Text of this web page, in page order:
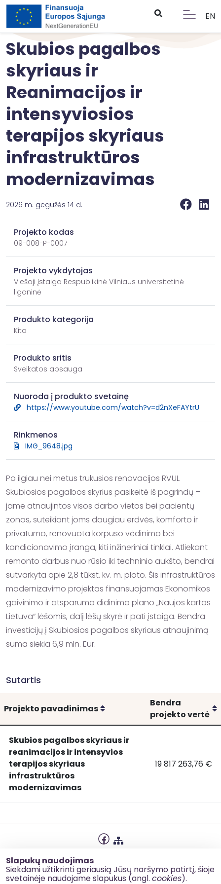
Slapukų naudojimas
Siekdami užtikrinti geriausią Jūsų naršymo patirtį, šioje
svetainėje naudojame slapukus (angl. cookies).
EN
Skubios pagalbos
skyriaus ir
Reanimacijos ir
intensyviosios
terapijos skyriaus
infrastruktūros
modernizavimas
2026 m. gegužės 14 d.
Projekto kodas
09-008-P-0007
Projekto vykdytojas
Viešoji įstaiga Respublikinė Vilniaus universitetinė
ligoninė
Produkto kategorija
Kita
Produkto sritis
Sveikatos apsauga
Nuoroda į produkto svetainę
https://www.youtube.com/watch?v=d2nXeFAYtrU
Rinkmenos
IMG_9648.jpg
Po ilgiau nei metus trukusios renovacijos RVUL
Skubiosios pagalbos skyrius pasikeitė iš pagrindų –
jame atnaujintos visos darbo vietos bei pacientų
zonos, suteikiant joms daugiau erdvės, komforto ir
privatumo, renovuota korpuso vėdinimo bei
kondicionavimo įranga, kiti inžineriniai tinklai. Atliekant
remonto darbus nuo rūsio iki techninio aukšto, bendrai
sutvarkyta apie 2,8 tūkst. kv. m. ploto. Šis infrastruktūros
modernizavimo projektas finansuojamas Ekonomikos
gaivinimo ir atsparumo didinimo plano „Naujos kartos
Lietuva“ lėšomis, dalį lėšų skyrė ir pati įstaiga. Bendra
investicijų į Skubiosios pagalbos skyriaus atnaujinimą
suma siekia 6,9 mln. Eur.
Sutartis
Projekto pavadinimas Rikiuoti
Bendra
projekto vertė
Skubios
pagalbos
skyriaus
ir
skyriaus
infrastruktūros
Skubios pagalbos skyriaus ir
reanimacijos ir intensyvios
terapijos skyriaus
infrastruktūros
modernizavimas
Skubios
19 817 263,76 €
Slapukų naudojimas